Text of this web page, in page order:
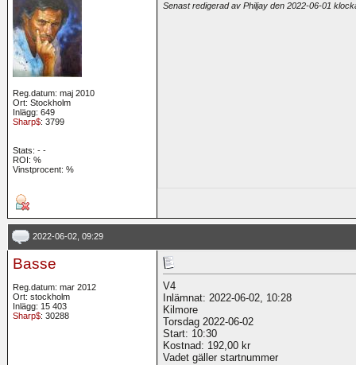
Reg.datum: maj 2010
Ort: Stockholm
Inlägg: 649
Sharp$: 3799
Stats: - -
ROI: %
Vinstprocent: %
Senast redigerad av Philjay den 2022-06-01
2022-06-02, 09:29
Basse
Reg.datum: mar 2012
Ort: stockholm
Inlägg: 15 403
Sharp$: 30288
V4
Inlämnat: 2022-06-02, 10:28
Kilmore
Torsdag 2022-06-02
Start: 10:30
Kostnad: 192,00 kr
Vadet gäller startnummer